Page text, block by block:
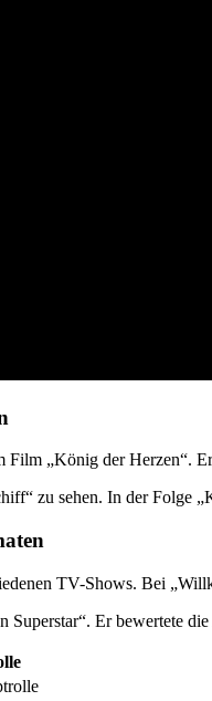
Film „König der Herzen“.
zu sehen. In der Folge
TV-Shows. Bei
Superstar“. Er bewertete